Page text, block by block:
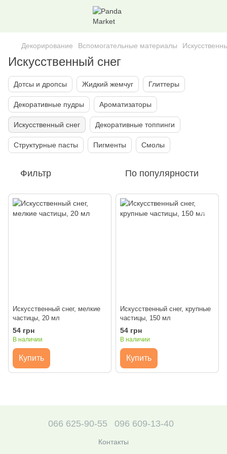
Декорирование Вспомогательные материалы
Искусственный снег
Дотсы и дропсы Жидкий жемчуг Глиттеры
Декоративные пудры Ароматизаторы
Искусственный снег Декоративные топпинги
Структурные пасты Пигменты Смолы
Фильтр По популярности
Искусственный снег, мелкие
частицы, 20 мл
54 грн
В наличии
Купить
Искусственный снег, крупные
частицы, 150 мл
54 грн
В наличии
Купить
066 625-90-55 096 609-13-40
Контакты